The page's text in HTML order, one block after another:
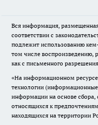
Вся информация,
соответствии с
подлежит использованию
том числе воспроизведению,
как с письменного
«На информационном
технологии
информации на основе сбора,
относящихся к
находящихся на территории